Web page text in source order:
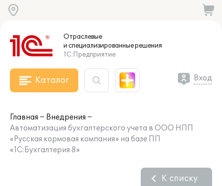
Отраслевые
и специализированныерешения
1С:Предприятие
Каталог Вход
Главная
Внедрения
Автоматизация бухгалтерского учета в ООО НПП
«Русская кормовая компания» на базе ПП
«1С:Бухгалтерия 8»
К списку